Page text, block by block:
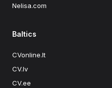
Nelisa.com
Baltics
CVonline.lt
CV.lv
CV.ee